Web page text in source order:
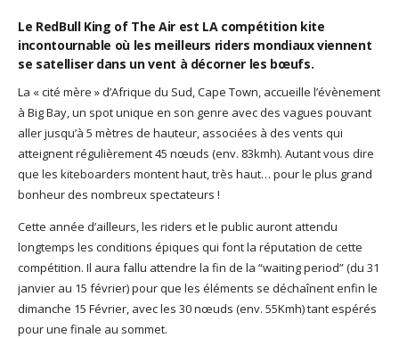
God It’s Friday | Irish Call
Mar 16, 2017 | Joyeux
anniversaire Lara Croft !
God It’s Friday | Journée de
la Femme
Mar 06, 2017 |No Money
Kids s’offre un clip très
esthétique pour leur
nouveau single
Mar 02, 2017 |Sacré nom
d’une pipe !
Le RedBull King of The Air est LA compétition kite
incontournable où les meilleurs riders mondiaux viennent
se satelliser dans un vent à décorner les bœufs.
La « cité mère » d’Afrique du Sud, Cape Town, accueille l’évènement
à Big Bay, un spot unique en son genre avec des vagues pouvant
aller jusqu’à 5 mètres de hauteur, associées à des vents qui
atteignent régulièrement 45 nœuds (env. 83kmh). Autant vous dire
que les kiteboarders montent haut, très haut… pour le plus grand
bonheur des nombreux spectateurs !
Cette année d’ailleurs, les riders et le public auront attendu
longtemps les conditions épiques qui font la réputation de cette
compétition. Il aura fallu attendre la fin de la “waiting period” (du 31
janvier au 15 février) pour que les éléments se déchaînent enfin le
dimanche 15 Février, avec les 30 nœuds (env. 55Kmh) tant espérés
pour une finale au sommet.